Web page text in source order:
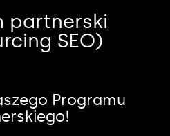
partnerski
SEO)
Programu